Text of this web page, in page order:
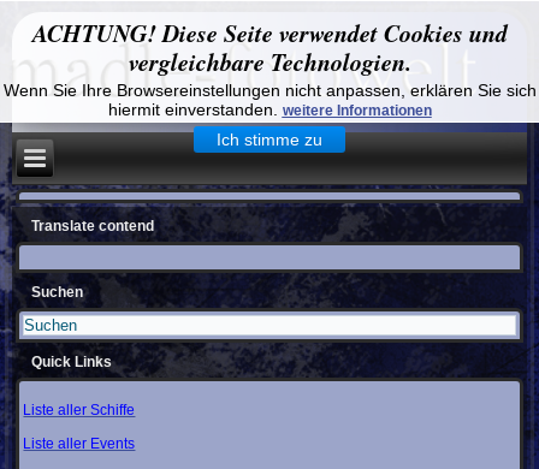
ACHTUNG! Diese Seite verwendet Cookies und
vergleichbare Technologien.
Wenn Sie Ihre Browsereinstellungen nicht anpassen, erklären Sie sich
hiermit einverstanden.
weitere Informationen
Ich stimme zu
Translate contend
Suchen
Quick Links
Liste aller Schiffe
Liste aller Events